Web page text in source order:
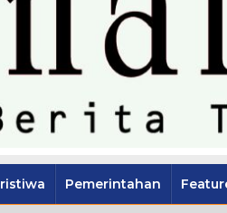
Pemerintahan